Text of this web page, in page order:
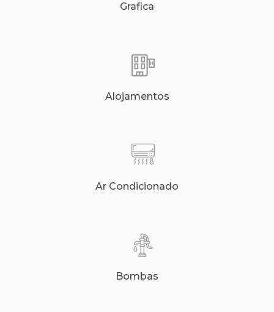
Grafica
Alojamentos
Ar Condicionado
Bombas